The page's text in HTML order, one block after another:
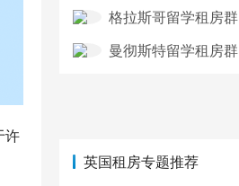
许
格拉斯哥留学租房群
曼彻斯特留学租房群
英国租房专题推荐